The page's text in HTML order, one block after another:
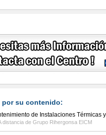
por su contenido:
de Instalaciones Térmicas
distancia de Grupo Rihergonsa EICM